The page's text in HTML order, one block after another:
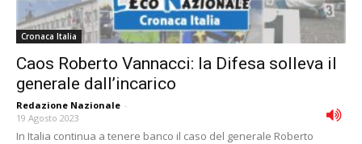
Cronaca Italia
Caos Roberto Vannacci: la Difesa solleva il
generale dall’incarico
Redazione Nazionale -
19 Agosto 2023
In Italia continua a tenere banco il caso del generale Roberto